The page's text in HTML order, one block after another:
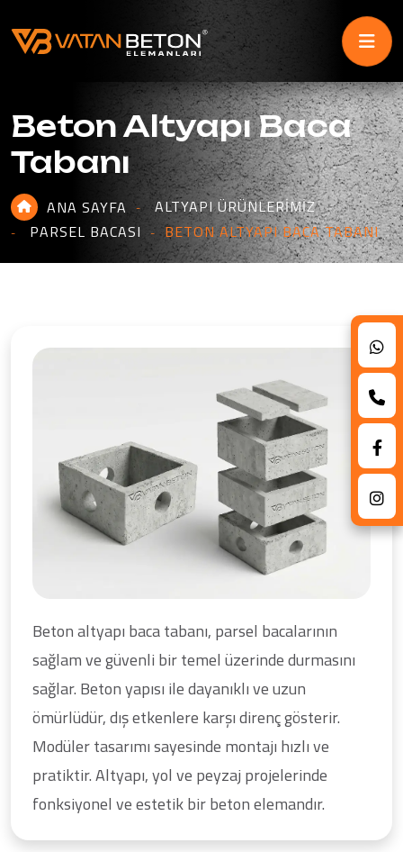
Beton Altyapı Baca
Tabanı
ANA SAYFA
ALTYAPI ÜRÜNLERIMIZ
PARSEL BACASI
BETON ALTYAPI BACA TABANI
Beton altyapı baca tabanı, parsel bacalarının
sağlam ve güvenli bir temel üzerinde durmasını
sağlar. Beton yapısı ile dayanıklı ve uzun
ömürlüdür, dış etkenlere karşı direnç gösterir.
Modüler tasarımı sayesinde montajı hızlı ve
pratiktir. Altyapı, yol ve peyzaj projelerinde
fonksiyonel ve estetik bir beton elemandır.